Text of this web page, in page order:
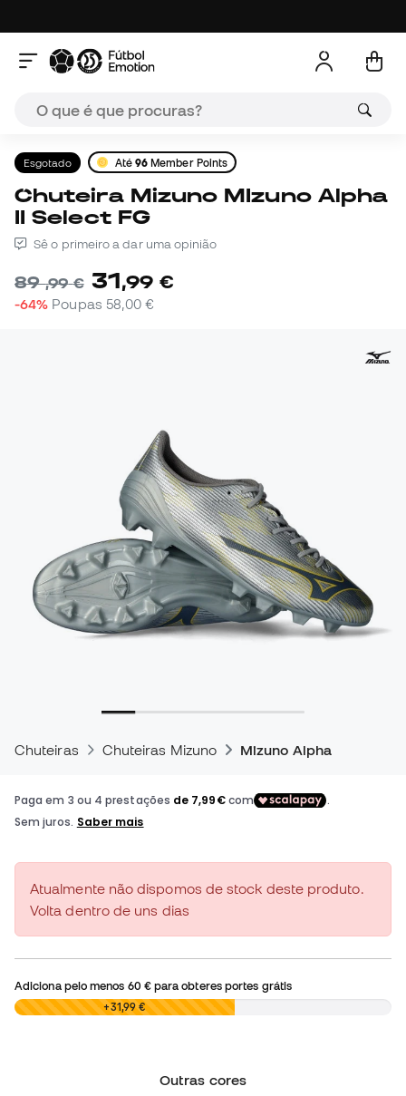
Esgotado Até 96 Member Points
Chuteira Mizuno MIzuno Alpha
II Select FG
Sê o primeiro a dar uma opinião
89,99 € 31,99 €
-64% Poupas 58,00 €
Chuteiras Chuteiras Mizuno Mizuno Alpha
Atualmente não dispomos de stock deste produto.
Volta dentro de uns dias
Adiciona pelo menos 60 €para obteres portes grátis
0,00 € +31,99 €
Outras cores